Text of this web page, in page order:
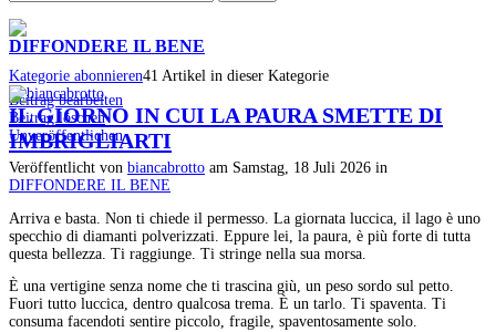
DIFFONDERE IL BENE
Kategorie abonnieren41 Artikel in dieser Kategorie
Beitrag bearbeiten
Beitrag löschen
Unveröffentlichen
IL GIORNO IN CUI LA PAURA SMETTE DI
IMBRIGLIARTI
Veröffentlicht von biancabrotto am Samstag, 18 Juli 2026 in
DIFFONDERE IL BENE
Arriva e basta. Non ti chiede il permesso. La giornata luccica, il lago è uno
specchio di diamanti polverizzati. Eppure lei, la paura, è più forte di tutta
questa bellezza. Ti raggiunge. Ti stringe nella sua morsa.
È una vertigine senza nome che ti trascina giù, un peso sordo sul petto.
Fuori tutto luccica, dentro qualcosa trema. È un tarlo. Ti spaventa. Ti
consuma facendoti sentire piccolo, fragile, spaventosamente solo.